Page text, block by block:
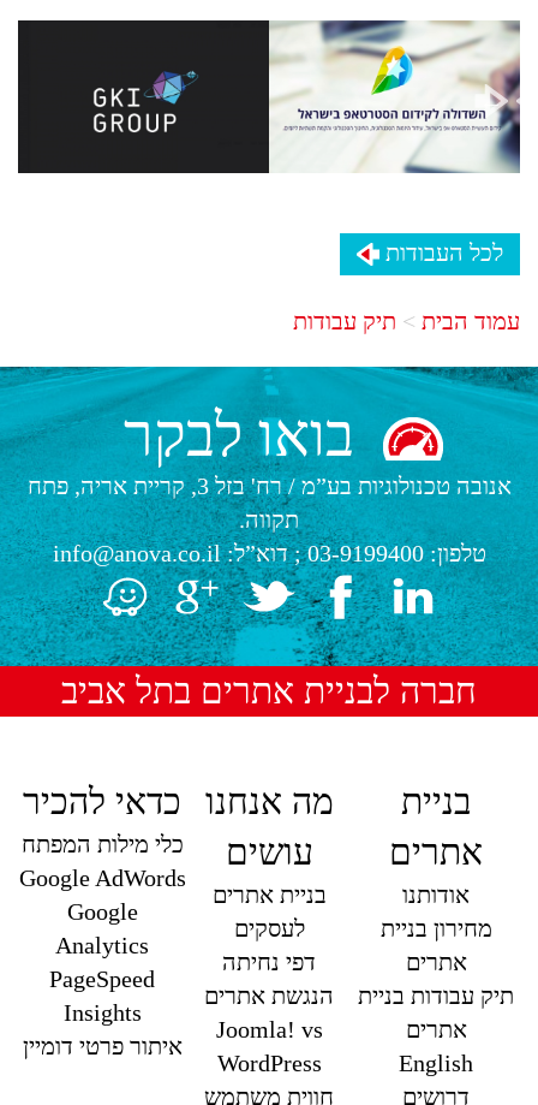
לכל העבודות
עמוד הבית תיק עבודות
בואו לבקר
אנובה טכנולוגיות בע”מ/
רח' בזל 3, קריית אריה, פתח
תקווה.
טלפון:03-9199400; דוא”ל:info@anova.co.il
חברה לבניית אתרים בתל אביב
בניית
אתרים
אודותנו
מחירון בניית
אתרים
תיק עבודות בניית
אתרים
English
דרושים
מה אנחנו
עושים
בניית אתרים
לעסקים
דפי נחיתה
הנגשת אתרים
Joomla! vs
WordPress
חווית משתמש
כדאי להכיר
כלי מילות המפתח
Google AdWords
Google
Analytics
PageSpeed
Insights
איתור פרטי דומיין